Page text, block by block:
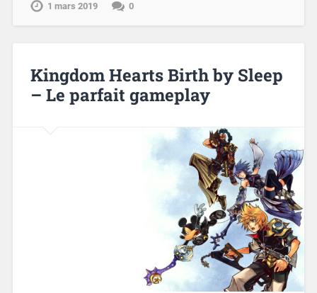
1 mars 2019 0
Kingdom Hearts Birth by Sleep
– Le parfait gameplay